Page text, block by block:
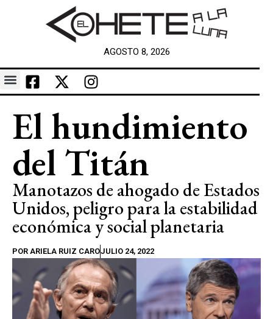
AGOSTO 8, 2026
El hundimiento
del Titán
Manotazos de ahogado de Estados
Unidos, peligro para la estabilidad
económica y social planetaria
POR ARIELA RUIZ CAROJULIO 24, 2022